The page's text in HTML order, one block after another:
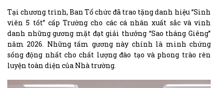
Tại chương trình, Ban Tổ chức đã trao tặng danh hiệu “Sinh
viên 5 tốt” cấp Trường cho các cá nhân xuất sắc và vinh
danh những gương mặt đạt giải thưởng “Sao tháng Giêng”
năm 2026. Những tấm gương này chính là minh chứng
sống động nhất cho chất lượng đào tạo và phong trào rèn
luyện toàn diện của Nhà trường.